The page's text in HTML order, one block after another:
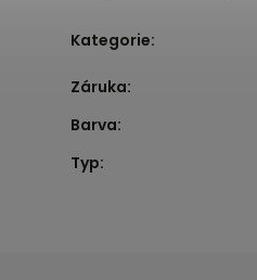
Kategorie:
Záruka:
Barva:
Typ: